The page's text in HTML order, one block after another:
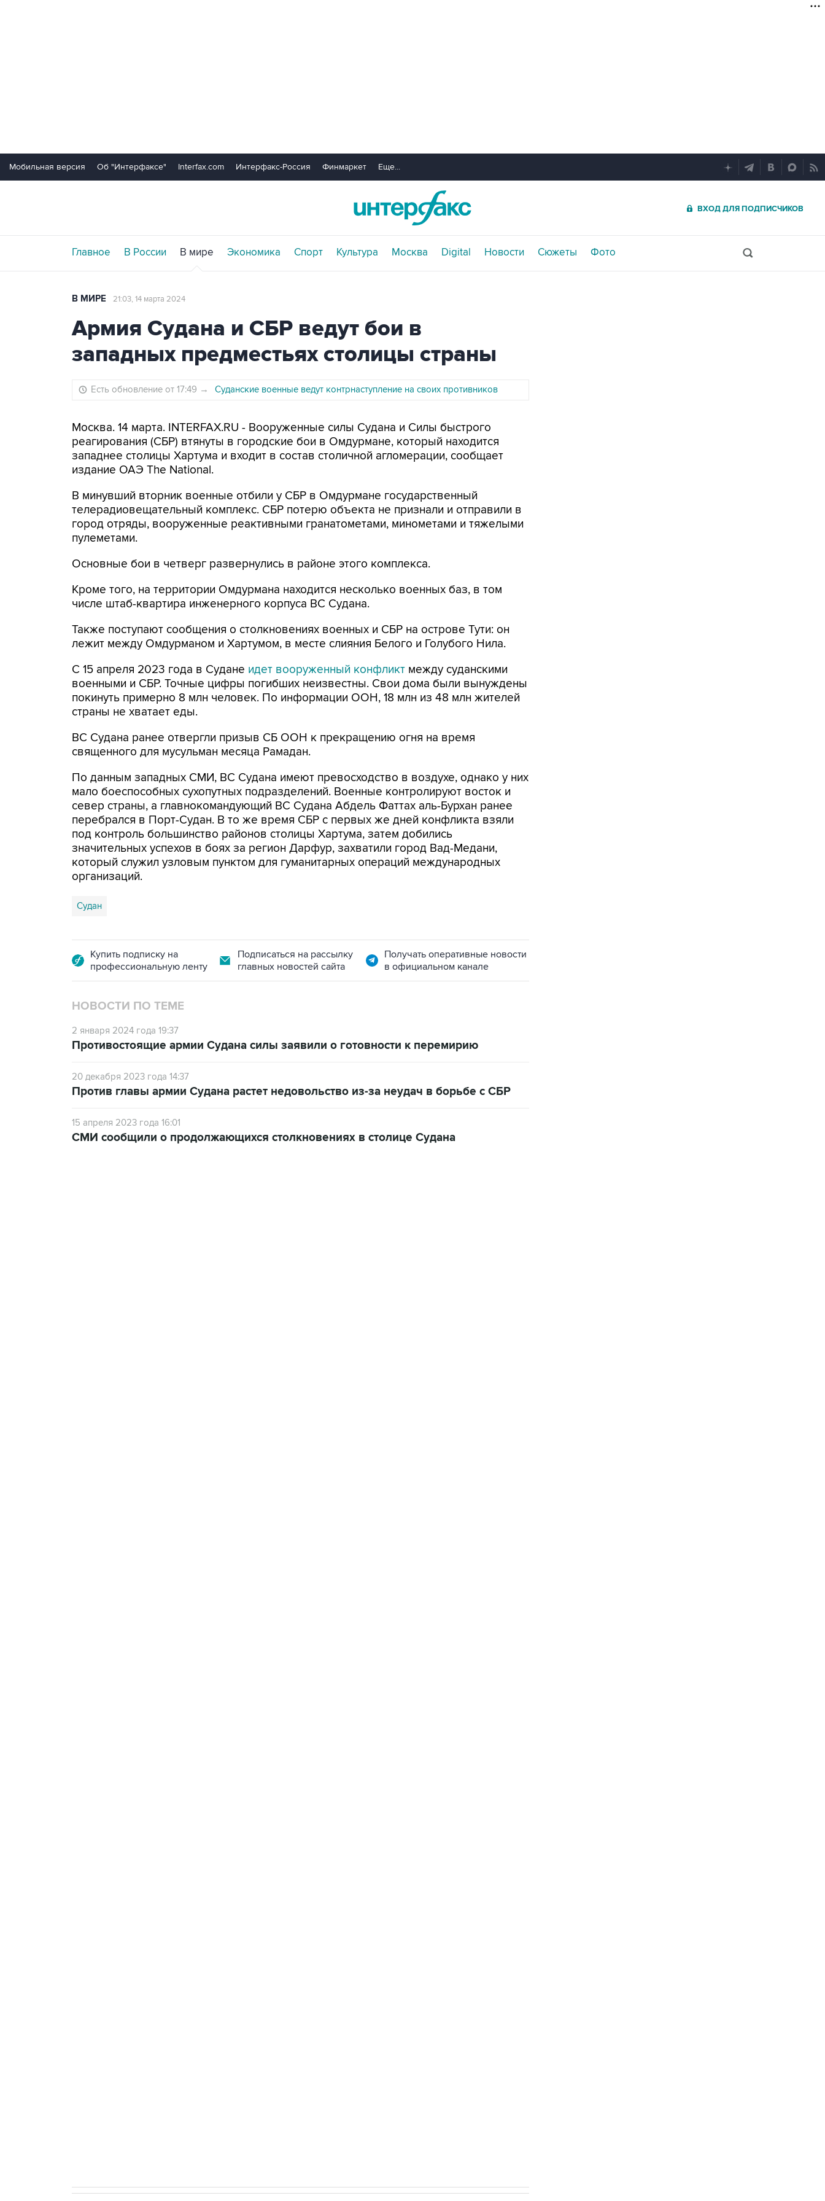
Мобильная версия Об "Интерфаксе" Interfax.com Интерфакс-Россия Финмаркет Еще...
ВХОД ДЛЯ ПОДПИСЧИКОВ
Главное В России В мире Экономика Спорт Культура Москва Digital Новости Сюжеты Фото
В МИРЕ 21:03, 14 марта 2024
Армия Судана и СБР ведут бои в
западных предместьях столицы страны
Есть обновление от 17:49 → Суданские военные ведут контрнаступление на своих противников
Москва. 14 марта. INTERFAX.RU - Вооруженные силы Судана и Силы быстрого
реагирования (СБР) втянуты в городские бои в Омдурмане, который находится
западнее столицы Хартума и входит в состав столичной агломерации, сообщает
издание ОАЭ The National.
В минувший вторник военные отбили у СБР в Омдурмане государственный
телерадиовещательный комплекс. СБР потерю объекта не признали и отправили в
город отряды, вооруженные реактивными гранатометами, минометами и тяжелыми
пулеметами.
Основные бои в четверг развернулись в районе этого комплекса.
Кроме того, на территории Омдурмана находится несколько военных баз, в том
числе штаб-квартира инженерного корпуса ВС Судана.
Также поступают сообщения о столкновениях военных и СБР на острове Тути: он
лежит между Омдурманом и Хартумом, в месте слияния Белого и Голубого Нила.
С 15 апреля 2023 года в Судане идет вооруженный конфликт между суданскими
военными и СБР. Точные цифры погибших неизвестны. Свои дома были вынуждены
покинуть примерно 8 млн человек. По информации ООН, 18 млн из 48 млн жителей
страны не хватает еды.
ВС Судана ранее отвергли призыв СБ ООН к прекращению огня на время
священного для мусульман месяца Рамадан.
По данным западных СМИ, ВС Судана имеют превосходство в воздухе, однако у них
мало боеспособных сухопутных подразделений. Военные контролируют восток и
север страны, а главнокомандующий ВС Судана Абдель Фаттах аль-Бурхан ранее
перебрался в Порт-Судан. В то же время СБР с первых же дней конфликта взяли
под контроль большинство районов столицы Хартума, затем добились
значительных успехов в боях за регион Дарфур, захватили город Вад-Медани,
который служил узловым пунктом для гуманитарных операций международных
организаций.
Судан
Купить подписку на
профессиональную ленту
Подписаться на рассылку
главных новостей сайта
Получать оперативные новости
в официальном канале
НОВОСТИ ПО ТЕМЕ
2 января 2024 года 19:37
Противостоящие армии Судана силы заявили о готовности к перемирию
20 декабря 2023 года 14:37
Против главы армии Судана растет недовольствo из-за неудач в борьбе с СБР
15 апреля 2023 года 16:01
СМИ сообщили о продолжающихся столкновениях в столице Судана